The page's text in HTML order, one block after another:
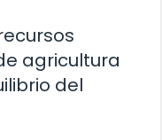
agricultura
del